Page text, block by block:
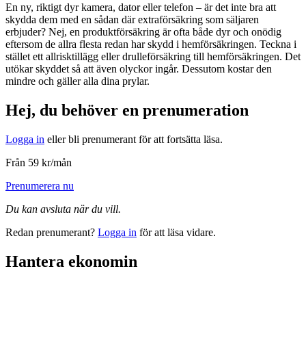
En ny, riktigt dyr kamera, dator eller telefon – är det inte bra att
skydda dem med en sådan där extraförsäkring som säljaren
erbjuder? Nej, en produktförsäkring är ofta både dyr och onödig
eftersom de allra flesta redan har skydd i hemförsäkringen. Teckna i
stället ett allrisktillägg eller drulle­försäkring till hemförsäkringen. Det
utökar skyddet så att även olyckor ingår. Dessutom kostar den
mindre och gäller alla dina prylar.
Hej, du behöver en prenumeration
Logga in eller bli prenumerant för att fortsätta läsa.
Från 59 kr/mån
Prenumerera nu
Du kan avsluta när du vill.
Redan prenumerant? Logga in för att läsa vidare.
Hantera ekonomin